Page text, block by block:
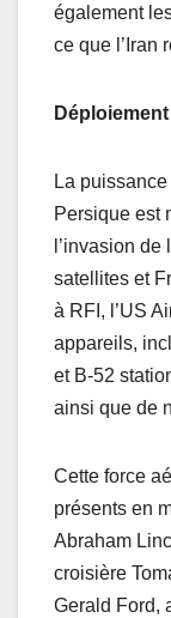
également
ce que l’Iran
La
Persique est
l’invasion
satellites et
à RFI, l’US
appareils,
et B-52
ainsi que de
Cette force
présents en
Abraham
croisière
Gerald Ford,